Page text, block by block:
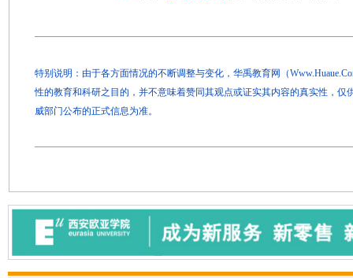
特别说明：由于各方面情况的不断调整与变化，华禹教育网（
性的教育和科研之目的，并不意味着赞同其观点或证实其内容的真实性，仅
威部门公布的正式信息为准。